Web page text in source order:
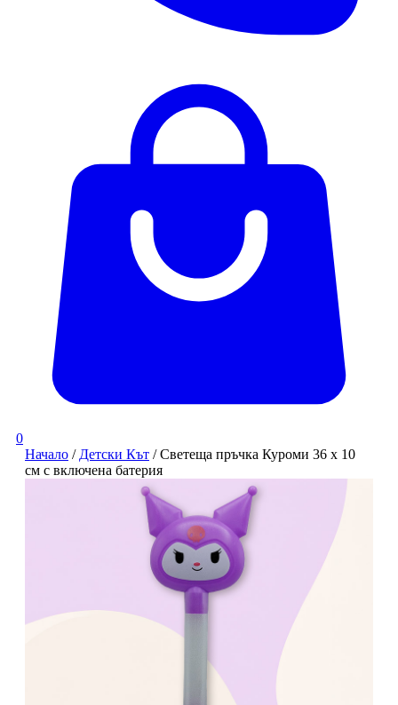
0
Начало / Детски Кът / Светеща пръчка Куроми 36 х 10
см с включена батерия